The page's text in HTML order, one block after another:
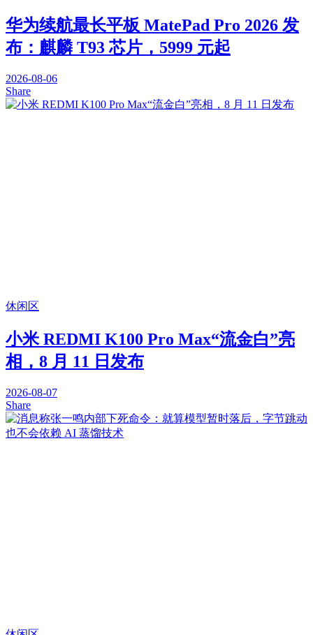
华为续航最长平板 MatePad Pro 2026 发
布：麒麟 T93 芯片，5999 元起
2026-08-06
Share
休闲区
小米 REDMI K100 Pro Max“流金白”亮
相，8 月 11 日发布
2026-08-07
Share